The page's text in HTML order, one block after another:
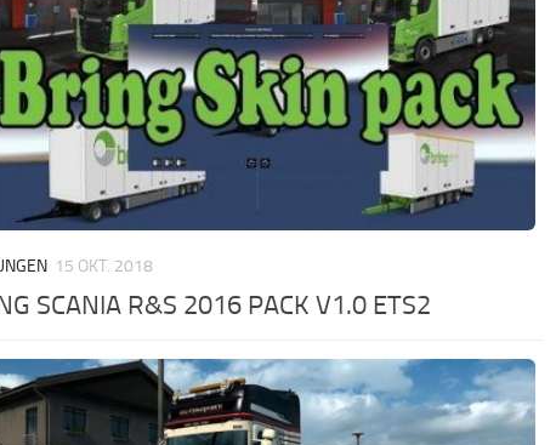
15 OKT. 2018
SCANIA R&S 2016 PACK V1.0 ETS2